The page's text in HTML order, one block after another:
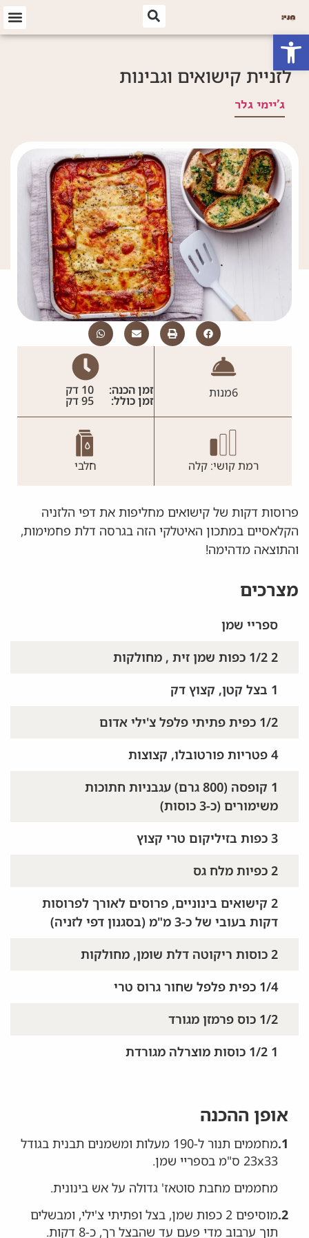
פתח סרגל נגישות
לזניית קישואים וגבינות
ג'יימי גלר
6מנות זמן הכנה: 10 דק
זמן כולל: 95 דק
רמת קושי: קלה חלבי
פרוסות דקות של קישואים מחליפות את דפי הלזניה
הקלאסיים במתכון האיטלקי הזה בגרסה דלת פחמימות,
והתוצאה מדהימה!
מצרכים
ספריי שמן
2 1/2 כפות שמן זית , מחולקות
1 בצל קטן, קצוץ דק
1/2 כפית פתיתי פלפל צ'ילי אדום
4 פטריות פורטובלו, קצוצות
1 קופסה (800 גרם) עגבניות חתוכות
משימורים (כ-3 כוסות)
3 כפות בזיליקום טרי קצוץ
2 כפיות מלח גס
2 קישואים בינוניים, פרוסים לאורך לפרוסות
דקות בעובי של כ-3 מ"מ (בסגנון דפי לזניה)
2 כוסות ריקוטה דלת שומן, מחולקות
1/4 כפית פלפל שחור גרוס טרי
1/2 כוס פרמזן מגורד
1 1/2 כוסות מוצרלה מגורדת
אופן ההכנה
1.
מחממים תנור ל-190 מעלות ומשמנים תבנית בגודל
23x33 ס"מ בספריי שמן.
מחממים מחבת סוטאז' גדולה על אש בינונית.
2.
מוסיפים 2 כפות שמן, בצל ופתיתי צ'ילי, ומבשלים
תוך ערבוב מדי פעם עד שהבצל רך, כ-8 דקות.